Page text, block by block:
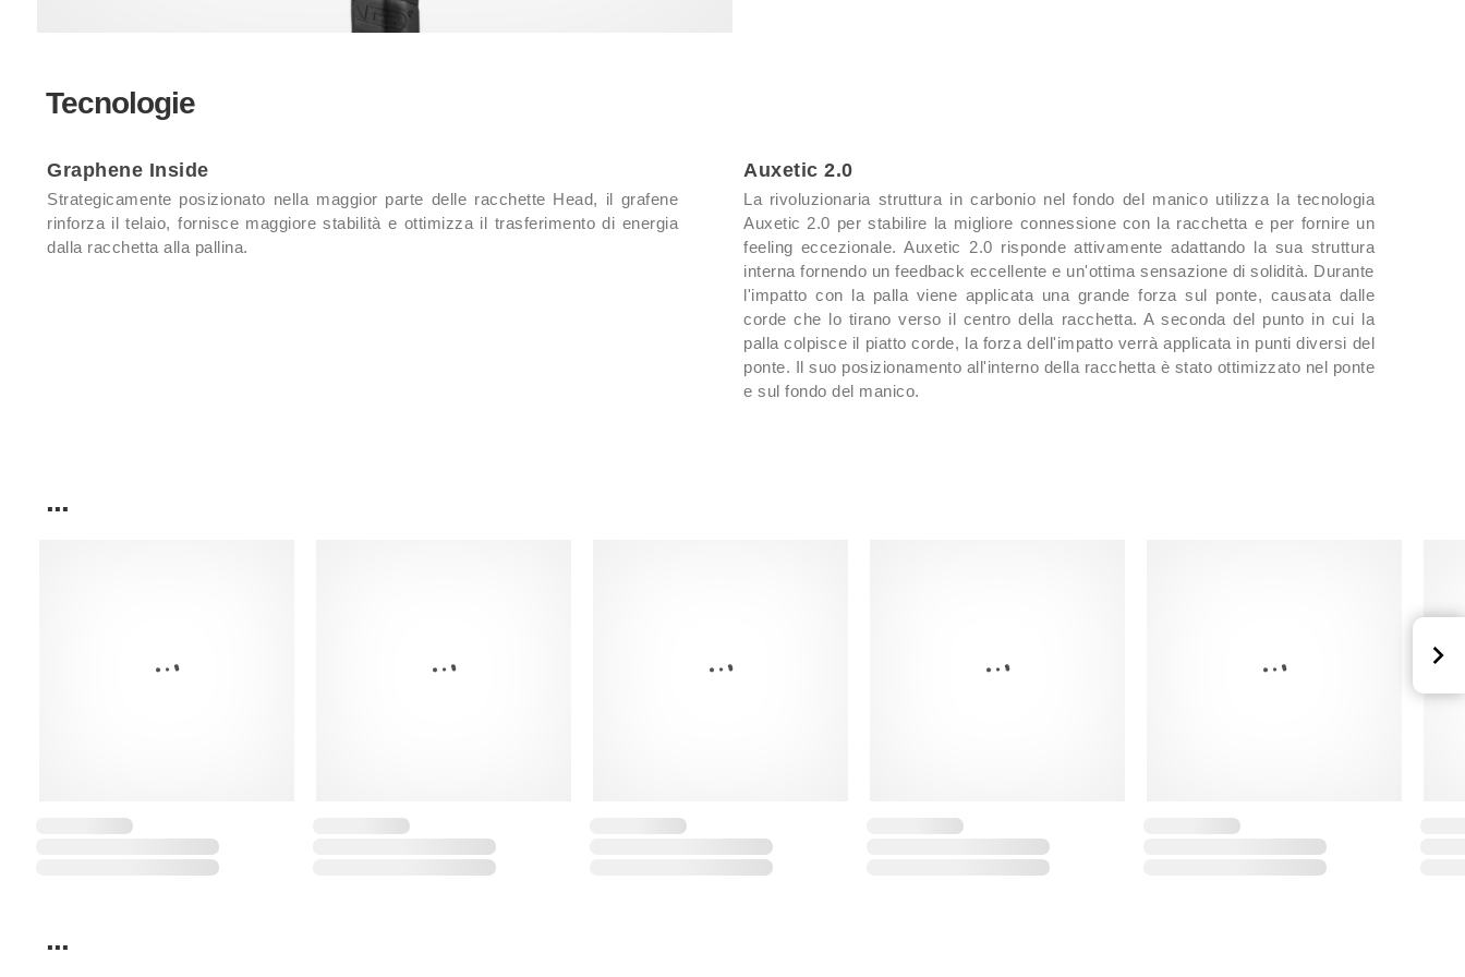
Tecnologie
Graphene Inside
Strategicamente posizionato nella maggior parte delle racchette Head, il grafene
rinforza il telaio, fornisce maggiore stabilità e ottimizza il trasferimento di energia
dalla racchetta alla pallina.
Auxetic 2.0
La rivoluzionaria struttura in carbonio nel fondo del manico utilizza la tecnologia
Auxetic 2.0 per stabilire la migliore connessione con la racchetta e per fornire un
feeling eccezionale. Auxetic 2.0 risponde attivamente adattando la sua struttura
interna fornendo un feedback eccellente e un'ottima sensazione di solidità. Durante
l'impatto con la palla viene applicata una grande forza sul ponte, causata dalle
corde che lo tirano verso il centro della racchetta. A seconda del punto in cui la
palla colpisce il piatto corde, la forza dell'impatto verrà applicata in punti diversi del
ponte. Il suo posizionamento all'interno della racchetta è stato ottimizzato nel ponte
e sul fondo del manico.
...
...